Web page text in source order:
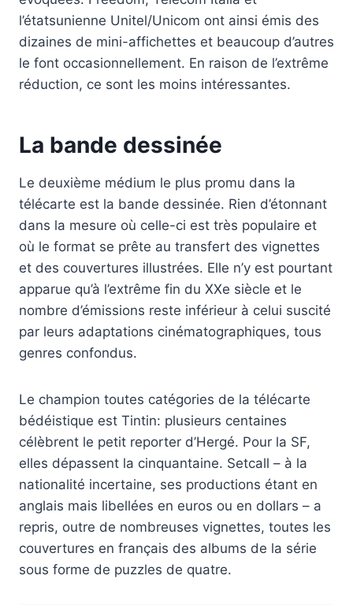
l’étatsunienne Unitel/Unicom ont ainsi émis des
dizaines de mini-affichettes et beaucoup d’autres
le font occasionnellement. En raison de l’extrême
réduction, ce sont les moins intéressantes.
La bande dessinée
Le deuxième médium le plus promu dans la
télécarte est la bande dessinée. Rien d’étonnant
dans la mesure où celle-ci est très populaire et
où le format se prête au transfert des vignettes
et des couvertures illustrées. Elle n’y est pourtant
apparue qu’à l’extrême fin du XXe siècle et le
nombre d’émissions reste inférieur à celui suscité
par leurs adaptations cinématographiques, tous
genres confondus.
Le champion toutes catégories de la télécarte
bédéistique est Tintin: plusieurs centaines
célèbrent le petit reporter d’Hergé. Pour la SF,
elles dépassent la cinquantaine. Setcall – à la
nationalité incertaine, ses productions étant en
anglais mais libellées en euros ou en dollars – a
repris, outre de nombreuses vignettes, toutes les
couvertures en français des albums de la série
sous forme de puzzles de quatre.